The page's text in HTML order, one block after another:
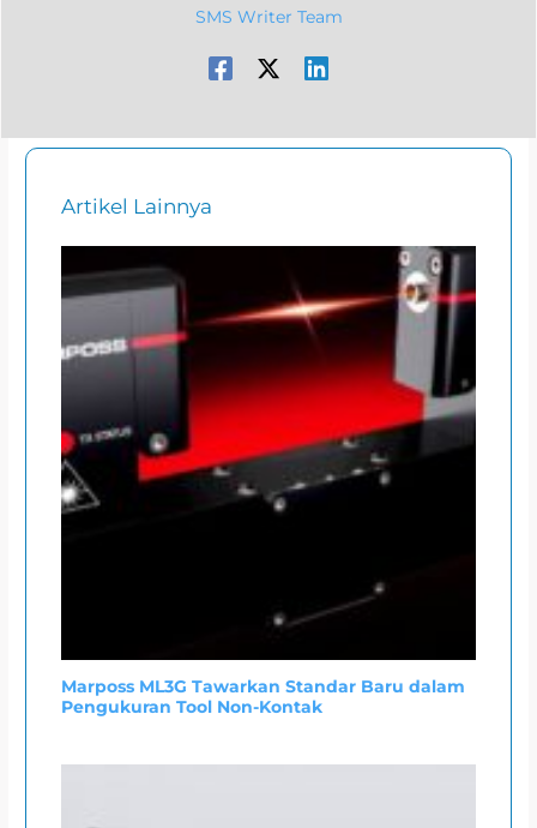
SMS Writer Team
Artikel Lainnya
Marposs ML3G Tawarkan Standar Baru dalam
Pengukuran Tool Non-Kontak